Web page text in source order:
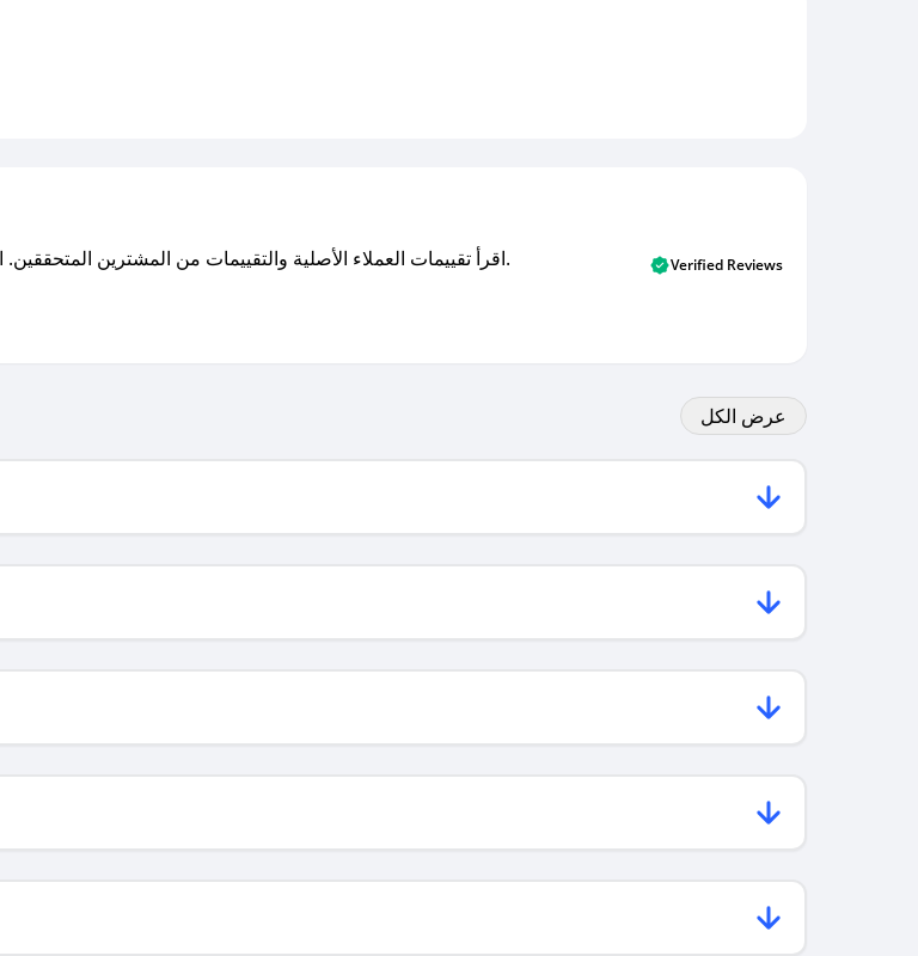
اقرأ تقييمات العملاء الأصلية والتقييمات من المشترين المتحققين. اكتشف ما يعتقده المستخدمون الحقيقيون حول خدمتنا وتعلم من تجاربهم. Verified Reviews
عرض الكل